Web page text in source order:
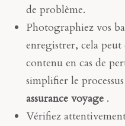
de problème.
Photographiez vos
enregistrer, cela
contenu en cas de
simplifier le
assurance voyage .
Vérifiez